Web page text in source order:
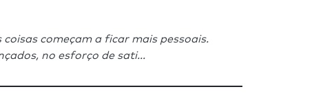
começam a ficar mais pessoais.
no esforço de sati...